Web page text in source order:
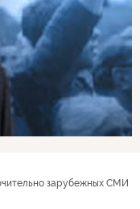
зарубежных СМИ